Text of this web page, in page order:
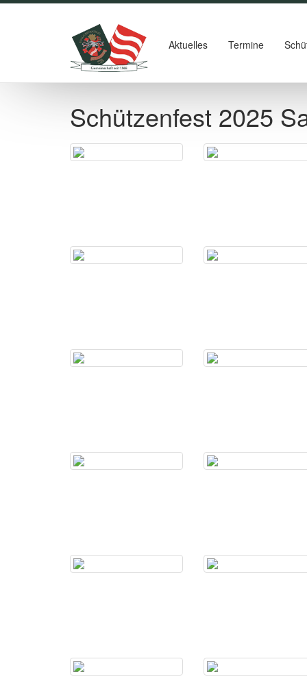
Aktuelles Termine
Schützenfest 2025